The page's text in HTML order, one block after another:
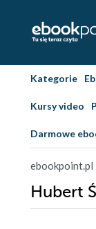
Kategorie
Kursy video
Darmowe
ebookpoint.pl
Hubert